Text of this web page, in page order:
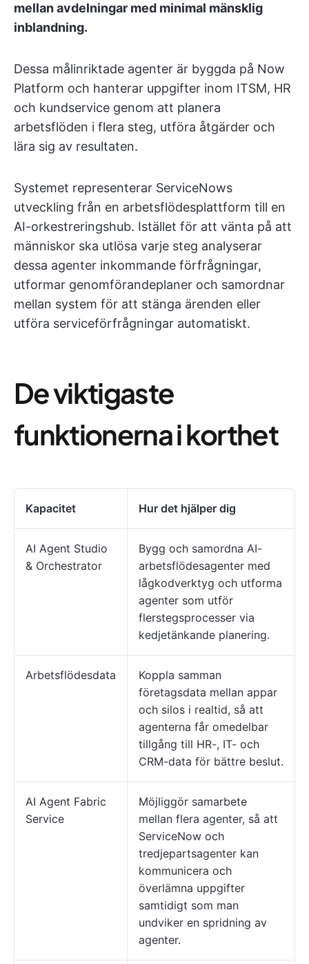
mellan avdelningar med minimal mänsklig
inblandning.
Dessa målinriktade agenter är byggda på Now
Platform och hanterar uppgifter inom ITSM, HR
och kundservice genom att planera
arbetsflöden i flera steg, utföra åtgärder och
lära sig av resultaten.
Systemet representerar ServiceNows
utveckling från en arbetsflödesplattform till en
AI-orkestreringshub. Istället för att vänta på att
människor ska utlösa varje steg analyserar
dessa agenter inkommande förfrågningar,
utformar genomförandeplaner och samordnar
mellan system för att stänga ärenden eller
utföra serviceförfrågningar automatiskt.
De viktigaste
funktionerna i korthet
Kapacitet Hur det hjälper dig
AI Agent Studio
& Orchestrator
Bygg och samordna AI-
arbetsflödesagenter med
lågkodverktyg och utforma
agenter som utför
flerstegsprocesser via
kedjetänkande planering.
Arbetsflödesdata
Koppla samman
företagsdata mellan appar
och silos i realtid, så att
agenterna får omedelbar
tillgång till HR-, IT- och
CRM-data för bättre beslut.
AI Agent Fabric
Service
Möjliggör samarbete
mellan flera agenter, så att
ServiceNow och
tredjepartsagenter kan
kommunicera och
överlämna uppgifter
samtidigt som man
undviker en spridning av
agenter.